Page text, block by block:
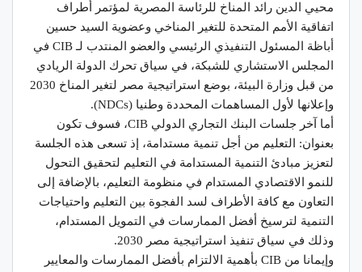
محيي الدين رائد المناخ للرئاسة المصرية لمؤتمر أطراف
اتفاقية الأمم المتحدة للتغير المناخي وعضوية السيد حسين
أباظة المسئول التنفيذي الرئيسي والعضو المنتدب لـ CIB في
المجلس الاستشاري للشبكة، في سياق تحرك الدولة الريادي
من قبل وزارة البيئة، بوضع استراتيجية مصر لتغير المناخ 2030
وإعلانها لأول المساهمات المحددة وطنيا (NDCs).
أما آخر جلسات البنك التجاري الدولي CIB، فسوف تكون
بعنوان: التعليم من أجل تنمية مستدامة، إذ تسعى هذه الجلسة
لتعزيز مبادئ التنمية المستدامة في التعليم لتحقيق التحول
للنمو الاقتصادي المستدام في منظومة التعليم، بالإضافة إلى
التعاون مع كافة الأطراف لسد الفجوة بين التعليم واحتياجات
التنمية لترسيخ أفضل الممارسات في التمويل المستدام،
وذلك في سياق تنفيذ استراتيجية مصر 2030.
وإيمانا من CIB بأهمية الالتزام بأفضل الممارسات والمعايير